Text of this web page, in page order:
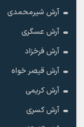
آرش شیرمحمدی
آرش عسگری
آرش فرخزاد
آرش قیصر خواه
آرش کریمی
آرش کسری